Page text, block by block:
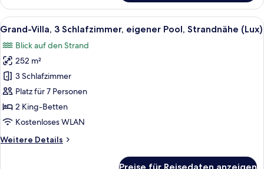
Villa,
4 Schlafzimmer,
eigener
Strandnähe
(Lux)
Alle
Fotos
für
Grand-
Villa,
3 Schlafzimmer,
eigener
Pool,
(Lux)
Ein zweistöckiges Haus mit
10
Grand-Villa, 3 Schlafzimmer, eigener Pool, Strandnähe (Lux)
Blick auf den Strand
252 m²
3 Schlafzimmer
Platz für 7 Personen
2 King-Betten
Kostenloses WLAN
Weitere Details
Weitere